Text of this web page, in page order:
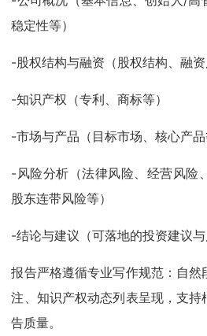
稳定性等）
-股权结构与融资（股权结构、融资
-知识产权（专利、商标等）
-市场与产品（目标市场、核心产品
-风险分析（法律风险、经营风险
股东连带风险等）
-结论与建议（可落地的投资建议与
报告严格遵循专业写作规范：自
注、知识产权动态列表呈现，支
告质量。